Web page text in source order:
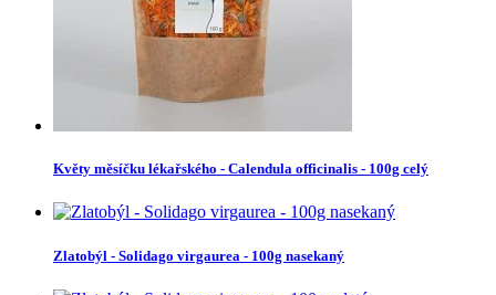
Květy měsíčku lékařského - Calendula officinalis - 100g celý
Zlatobýl - Solidago virgaurea - 100g nasekaný